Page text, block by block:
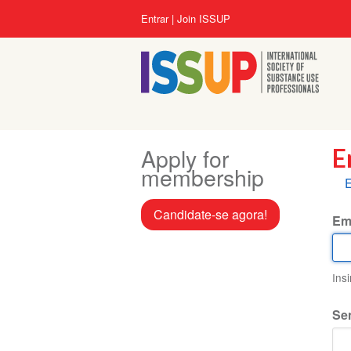
Menu
da
conta
do
usuário
Entrar Join ISSUP
Apply for
membership
Candidate-se agora!